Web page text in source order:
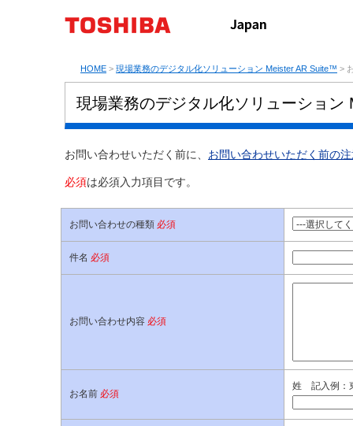
HOME > 現場業務のデジタル化ソリューション Meister AR Suite™ >
現場業務のデジタル化ソリューショ
お問い合わせいただく前に、 お問い合わせいただく前の
必須は必須入力項目です。
お問い合わせの種類 必須
件名 必須
お問い合わせ内容 必須
お名前 必須
姓 記入例：